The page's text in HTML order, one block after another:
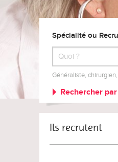
Spécialité ou
Généraliste,
Rechercher
Ils recrutent